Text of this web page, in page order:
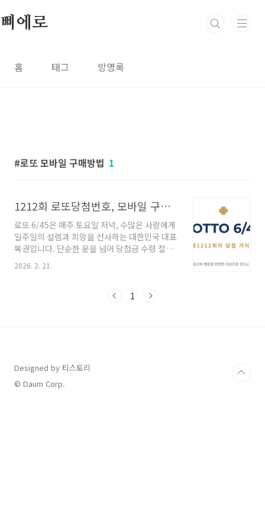
삐에로
홈 태그 방명록
로또 모바일 구매방법 1
1212회 로또당첨번호, 모바일 구매방법
로또 6/45은 매주 토요일 저녁, 수많은 사람에게
일주일의 설렘과 희망을 선사하는 대한민국 대표
복권입니다. 단순한 운을 넘어 당첨금 수령 절차
나 세금 체계, 그리고 당첨 이후의 자금 관리까지
미리 숙지해두는 것은 예상치 못한 행운을 안정
제1212회차 추첨 결과와 함께 로또 당첨 시 꼭 알
과 같습니다. (당첨번호는 동행복권 공식 홈페이
지를 통해 최종 확인하시기 바랍니다.) 이번
1212회차에서도 전국의 수많은 명당 판매점..
2026. 2. 21.
1
Designed by 티스토리
© Daum Corp.